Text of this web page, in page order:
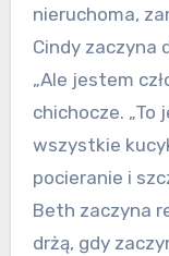
nieruchoma,
Cindy zaczyna
„Ale jestem
chichocze.
wszystkie
pocieranie i
Beth zaczyna
drżą, gdy